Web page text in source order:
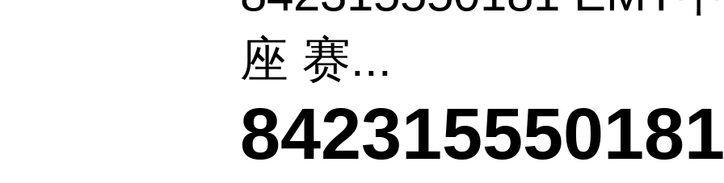
座 赛...
842315550181